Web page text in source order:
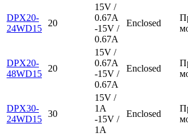
DPX20-
24WD15
20
15V /
0.67A
-15V /
0.67A
Enclosed
DPX20-
48WD15
20
15V /
0.67A
-15V /
0.67A
Enclosed
DPX30-
24WD15
30
15V /
1A
-15V /
1A
Enclosed